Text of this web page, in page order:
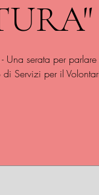
- Una serata per
Servizi per il